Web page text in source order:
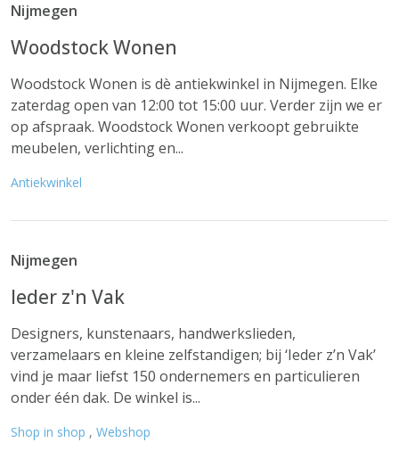
Nijmegen
Woodstock Wonen
Woodstock Wonen is dè antiekwinkel in Nijmegen. Elke
zaterdag open van 12:00 tot 15:00 uur. Verder zijn we er
op afspraak. Woodstock Wonen verkoopt gebruikte
meubelen, verlichting en...
Antiekwinkel
Nijmegen
Ieder z'n Vak
Designers, kunstenaars, handwerkslieden,
verzamelaars en kleine zelfstandigen; bij ‘Ieder z’n Vak’
vind je maar liefst 150 ondernemers en particulieren
onder één dak. De winkel is...
Shop in shop , Webshop